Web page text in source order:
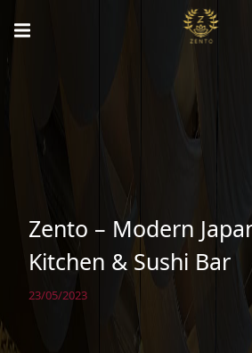
Zento – Modern
Kitchen & Sushi Bar
23/05/2023